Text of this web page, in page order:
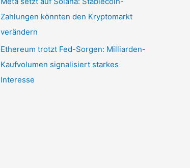
Zahlungen könnten den Kryptomarkt
verändern
Ethereum trotzt Fed-Sorgen: Milliarden-
Kaufvolumen signalisiert starkes
Interesse